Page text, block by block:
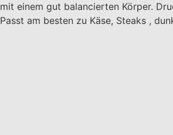
mit einem gut balancierten Körper.
Passt am besten zu Käse, Steaks ,